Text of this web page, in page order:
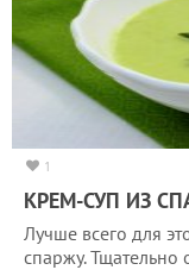
1
КРЕМ-СУП ИЗ
Лучше всего для
спаржу. Тщательно